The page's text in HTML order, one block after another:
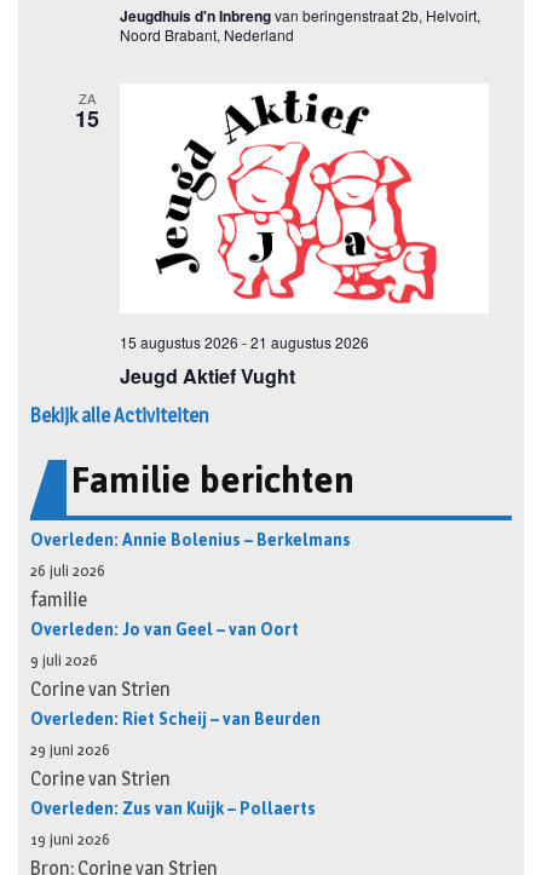
Bekijk alle Activiteiten
Familie berichten
Overleden: Annie Bolenius – Berkelmans
26 juli 2026
familie
Overleden: Jo van Geel – van Oort
9 juli 2026
Corine van Strien
Overleden: Riet Scheij – van Beurden
29 juni 2026
Corine van Strien
Overleden: Zus van Kuijk – Pollaerts
19 juni 2026
Bron: Corine van Strien